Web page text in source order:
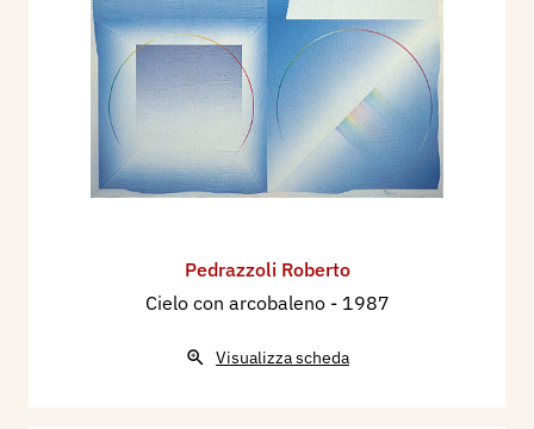
Pedrazzoli Roberto
Cielo con arcobaleno - 1987
Visualizza scheda